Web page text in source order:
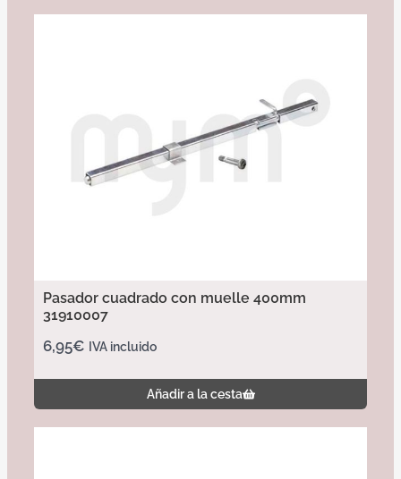
Pasador cuadrado con muelle 400mm
31910007
6,95€ IVA incluido
Añadir a la cesta